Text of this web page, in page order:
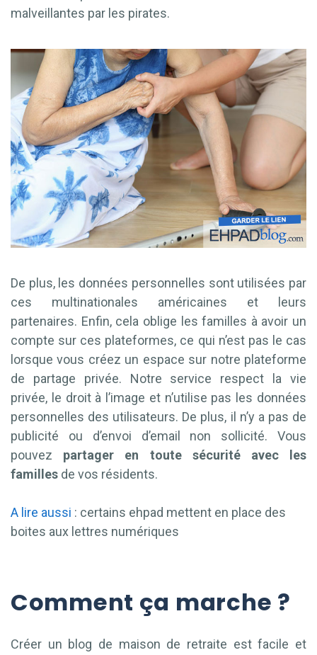
malveillantes par les pirates.
De plus, les données personnelles sont utilisées par
ces multinationales américaines et leurs
partenaires. Enfin, cela oblige les familles à avoir un
compte sur ces plateformes, ce qui n’est pas le cas
lorsque vous créez un espace sur notre plateforme
de partage privée. Notre service respect la vie
privée, le droit à l’image et n’utilise pas les données
personnelles des utilisateurs. De plus, il n’y a pas de
publicité ou d’envoi d’email non sollicité. Vous
pouvez partager en toute sécurité avec les
familles de vos résidents.
A lire aussi : certains ehpad mettent en place des
boites aux lettres numériques
Comment ça marche ?
Créer un blog de maison de retraite est facile et